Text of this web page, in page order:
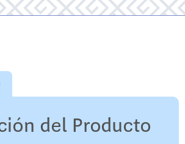
del Producto